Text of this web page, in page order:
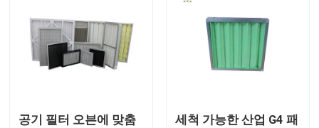
깊은 주름 헤파필터
전치 필터
FFU 유닛
공기 필터 오븐에 맞춤
세척 가능한 산업 G4 패